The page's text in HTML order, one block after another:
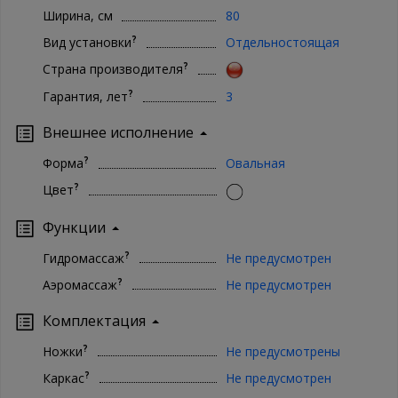
Ширина, см
80
Вид установки?
Отдельностоящая
Страна производителя?
Гарантия, лет? 3
Внешнее исполнение
Форма?
Овальная
Цвет?
Функции
Гидромассаж?
Не предусмотрен
Аэромассаж? Не предусмотрен
Комплектация
Ножки?
Не предусмотрены
Каркас?
Не предусмотрен